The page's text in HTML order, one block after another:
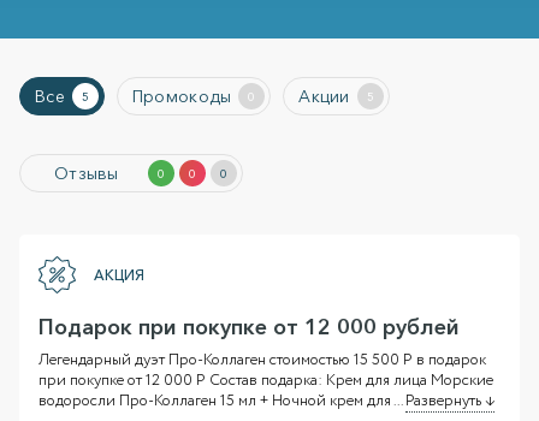
Все 5 Промокоды 0 Акции 5
Отзывы 0 0 0
АКЦИЯ
Подарок при покупке от 12 000 рублей
Легендарный дуэт Про-Коллаген стоимостью 15 500 Р в подарок
при покупке от 12 000 Р Состав подарка: Крем для лица Морские
водоросли Про-Коллаген 15 мл + Ночной крем для...Развернуть ↓